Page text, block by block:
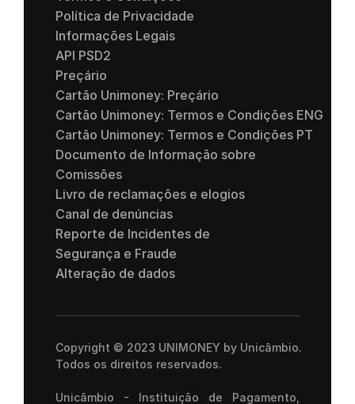
Política de Privacidade
Informações Legais
API PSD2
Preçário
Cartão Unimoney: Preçário
Cartão Unimoney: Termos e Condições ENG
Cartão Unimoney: Termos e Condições PT
Documento de Informação sobre
Comissões
Livro de reclamações e elogios
Canal de denúncias
Reporte de Incidentes de
Segurança e Fraude
Alteração de dados
Copyright © 2023 UNIMONEY by Unicâmbio.
Todos os direitos reservados.
Unicâmbio - Instituição de Pagamento,